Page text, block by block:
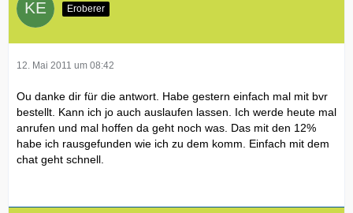
Eroberer
12. Mai 2011 um 08:42
Ou danke dir für die antwort. Habe gestern einfach mal mit bvr
bestellt. Kann ich jo auch auslaufen lassen. Ich werde heute mal
anrufen und mal hoffen da geht noch was. Das mit den 12%
habe ich rausgefunden wie ich zu dem komm. Einfach mit dem
chat geht schnell.